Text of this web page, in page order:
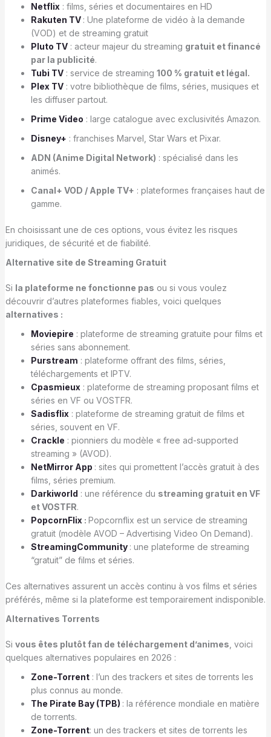
Netflix : films, séries et documentaires en HD
Rakuten TV : Une plateforme de vidéo à la demande
(VOD) et de streaming gratuit
Pluto TV: acteur majeur du streaming gratuit et financé
par la publicité.
Tubi TV: service de streaming 100 % gratuit et légal.
Plex TV: votre bibliothèque de films, séries, musiques et
les diffuser partout.
Prime Video : large catalogue avec exclusivités Amazon.
Disney+ : franchises Marvel, Star Wars et Pixar.
ADN (Anime Digital Network) : spécialisé dans les
animés.
Canal+ VOD / Apple TV+ : plateformes françaises haut de
gamme.
En choisissant une de ces options, vous évitez les risques
juridiques, de sécurité et de fiabilité.
Alternative site de Streaming Gratuit
Si la plateforme ne fonctionne pas ou si vous voulez
découvrir d’autres plateformes fiables, voici quelques
alternatives :
Moviepire : plateforme de streaming gratuite pour films et
séries sans abonnement.
Purstream : plateforme offrant des films, séries,
téléchargements et IPTV.
Cpasmieux : plateforme de streaming proposant films et
séries en VF ou VOSTFR.
Sadisflix : plateforme de streaming gratuit de films et
séries, souvent en VF.
Crackle : pionniers du modèle « free ad-supported
streaming » (AVOD).
NetMirror App : sites qui promettent l’accès gratuit à des
films, séries premium.
Darkiworld : une référence du streaming gratuit en VF
et VOSTFR.
PopcornFlix : Popcornflix est un service de streaming
gratuit (modèle AVOD – Advertising Video On Demand).
StreamingCommunity : une plateforme de streaming
“gratuit” de films et séries.
Ces alternatives assurent un accès continu à vos films et séries
préférés, même si la plateforme est temporairement indisponible.
Alternatives Torrents
Si vous êtes plutôt fan de téléchargement d’animes , voici
quelques alternatives populaires en 2026 :
Zone-Torrent: l’un des trackers et sites de torrents les
plus connus au monde.
The Pirate Bay (TPB) : la référence mondiale en matière
de torrents.
Zone-Torrent: un des trackers et sites de torrents les